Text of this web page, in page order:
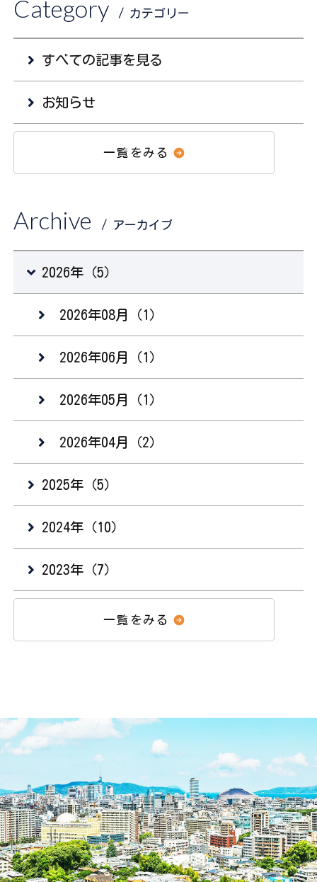
Category / カテゴリー
すべての記事を見る
お知らせ
一覧をみる
Archive / アーカイブ
2026年（5）
2026年08月（1）
2026年06月（1）
2026年05月（1）
2026年04月（2）
2025年（5）
2024年（10）
2023年（7）
一覧をみる